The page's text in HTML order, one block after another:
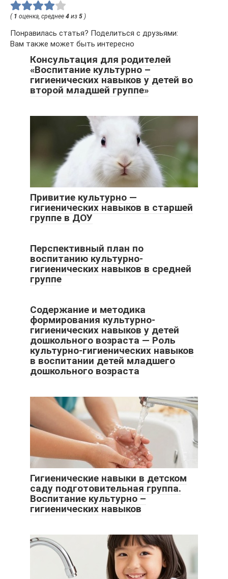
( 1 оценка, среднее 4 из 5 )
Понравилась статья? Поделиться с друзьями:
Вам также может быть интересно
Консультация для родителей
«Воспитание культурно –
гигиенических навыков у детей во
второй младшей группе»
Привитие культурно —
гигиенических навыков в старшей
группе в ДОУ
Перспективный план по
воспитанию культурно-
гигиенических навыков в средней
группе
Cодержание и методика
формирования культурно-
гигиенических навыков у детей
дошкольного возраста — Роль
культурно-гигиенических навыков
в воспитании детей младшего
дошкольного возраста
Гигиенические навыки в детском
саду подготовительная группа.
Воспитание культурно –
гигиенических навыков